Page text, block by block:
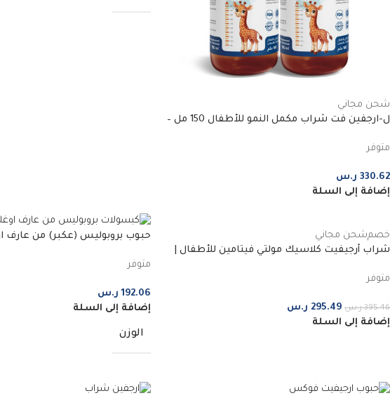
شحن مجاني
ل-ارجفين فت شراب مكمل النمو للأطفال 150 مل –
متوفر
330.62 ر.س
إضافة إلى السلة
خصمشحن مجاني
شراب أرجيفيت كلاسيك مولتي فيتامين للأطفال |
متوفر
395.46 ر.س 295.49 ر.س
إضافة إلى السلة
متوفر
192.06 ر.س
إضافة إلى السلة
الوزن